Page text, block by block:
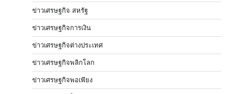
ข่าวเศรษฐกิจ สหรัฐ
ข่าวเศรษฐกิจการเงิน
ข่าวเศรษฐกิจต่างประเทศ
ข่าวเศรษฐกิจพลิกโลก
ข่าวเศรษฐกิจพอเพียง